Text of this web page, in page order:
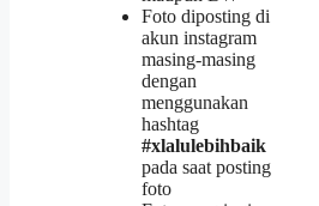
Foto diposting di
akun instagram
masing-masing
dengan
menggunakan
hashtag
#xlalulebihbaik
pada saat posting
foto